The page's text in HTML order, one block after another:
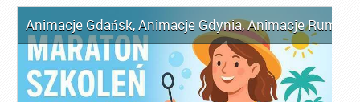
Animacje Gdańsk,Animacje Gdynia,Animacje Rumia